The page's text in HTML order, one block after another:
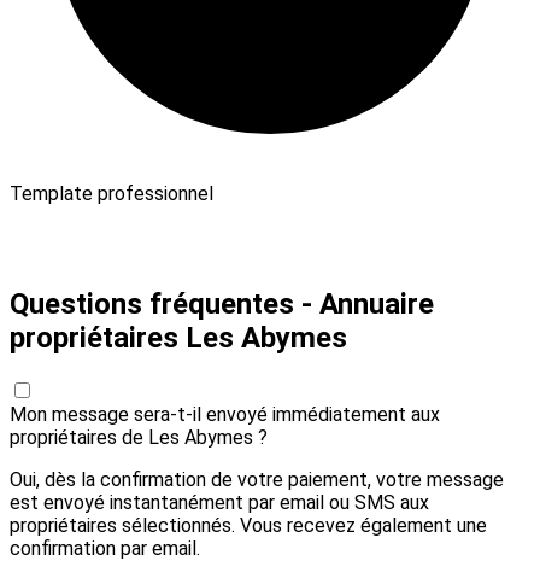
Template professionnel
Questions fréquentes - Annuaire
propriétaires Les Abymes
Mon message sera-t-il envoyé immédiatement aux
propriétaires de Les Abymes ?
Oui, dès la confirmation de votre paiement, votre message
est envoyé instantanément par email ou SMS aux
propriétaires sélectionnés. Vous recevez également une
confirmation par email.